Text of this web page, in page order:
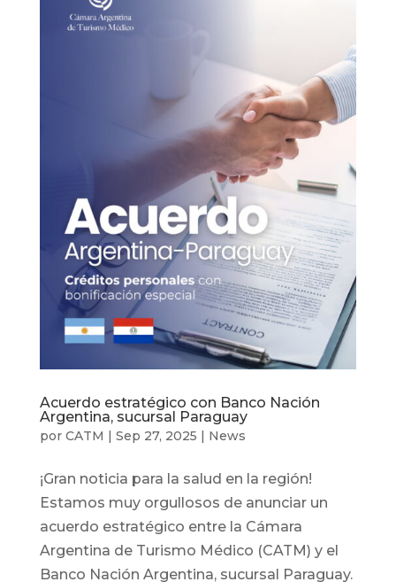
Acuerdo estratégico con Banco Nación
Argentina, sucursal Paraguay
por CATM | Sep 27, 2025 | News
¡Gran noticia para la salud en la región!
Estamos muy orgullosos de anunciar un
acuerdo estratégico entre la Cámara
Argentina de Turismo Médico (CATM) y el
Banco Nación Argentina, sucursal Paraguay.